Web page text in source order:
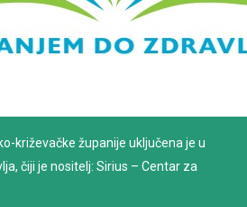
križevačke županije uključena je u
čiji je nositelj: Sirius – Centar za